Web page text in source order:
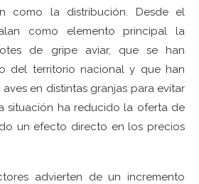
como la distribución. Desde el
como elemento principal la
de gripe aviar, que se han
del territorio nacional y que han
en distintas granjas para evitar
situación ha reducido la oferta de
un efecto directo en los precios
advierten de un incremento